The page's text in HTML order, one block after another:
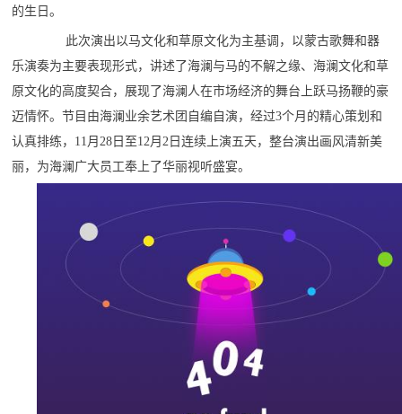
的生日。
此次演出以马文化和草原文化为主基调，以蒙古歌舞和器
乐演奏为主要表现形式，讲述了海澜与马的不解之缘、海澜文化和草
原文化的高度契合，展现了海澜人在市场经济的舞台上跃马扬鞭的豪
迈情怀。节目由海澜业余艺术团自编自演，经过3个月的精心策划和
认真排练，11月28日至12月2日连续上演五天，整台演出画风清新美
丽，为海澜广大员工奉上了华丽视听盛宴。